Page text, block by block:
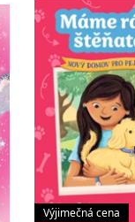
Výjimečná cena